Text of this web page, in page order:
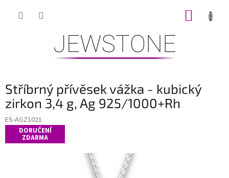
Stříbrný přívěsek vážka - kubický
zirkon 3,4 g, Ag 925/1000+Rh
ES-AGZ1021
DORUČENÍ
ZDARMA